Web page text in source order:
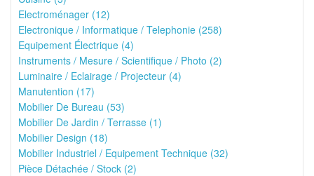
Electroménager (12)
Electronique / Informatique / Telephonie (258)
Equipement Électrique (4)
Instruments / Mesure / Scientifique / Photo (2)
Luminaire / Eclairage / Projecteur (4)
Manutention (17)
Mobilier De Bureau (53)
Mobilier De Jardin / Terrasse (1)
Mobilier Design (18)
Mobilier Industriel / Equipement Technique (32)
Pièce Détachée / Stock (2)